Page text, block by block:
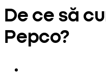
De ce să
Pepco?